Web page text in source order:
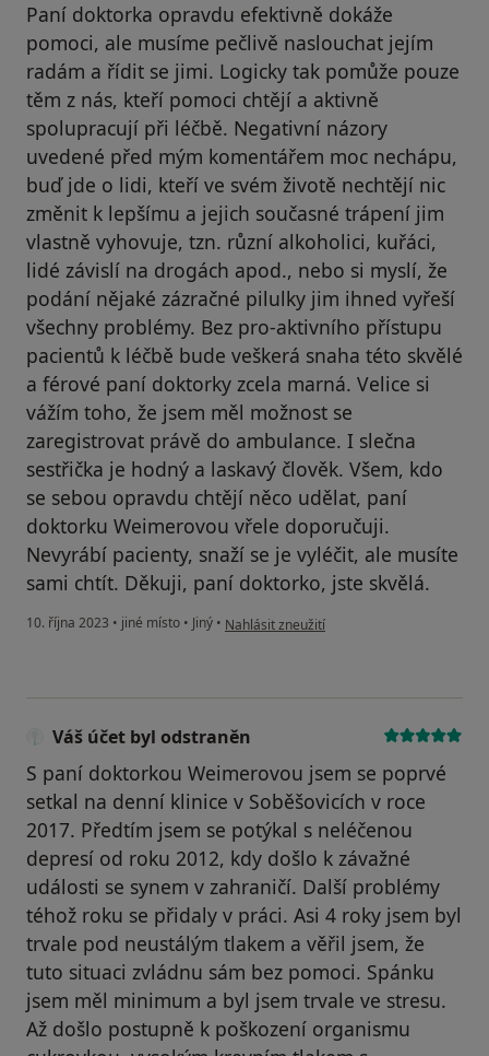
Paní doktorka opravdu efektivně dokáže
pomoci, ale musíme pečlivě naslouchat jejím
radám a řídit se jimi. Logicky tak pomůže pouze
těm z nás, kteří pomoci chtějí a aktivně
spolupracují při léčbě. Negativní názory
uvedené před mým komentářem moc nechápu,
buď jde o lidi, kteří ve svém životě nechtějí nic
změnit k lepšímu a jejich současné trápení jim
vlastně vyhovuje, tzn. různí alkoholici, kuřáci,
lidé závislí na drogách apod., nebo si myslí, že
podání nějaké zázračné pilulky jim ihned vyřeší
všechny problémy. Bez pro-aktivního přístupu
pacientů k léčbě bude veškerá snaha této skvělé
a férové paní doktorky zcela marná. Velice si
vážím toho, že jsem měl možnost se
zaregistrovat právě do ambulance. I slečna
sestřička je hodný a laskavý člověk. Všem, kdo
se sebou opravdu chtějí něco udělat, paní
doktorku Weimerovou vřele doporučuji.
Nevyrábí pacienty, snaží se je vyléčit, ale musíte
sami chtít. Děkuji, paní doktorko, jste skvělá.
10. října 2023 • jiné místo • Jiný • podle názoru uživatele Jan
Nahlásit zneužití
Váš účet byl odstraněn
S paní doktorkou Weimerovou jsem se poprvé
setkal na denní klinice v Soběšovicích v roce
2017. Předtím jsem se potýkal s neléčenou
depresí od roku 2012, kdy došlo k závažné
události se synem v zahraničí. Další problémy
téhož roku se přidaly v práci. Asi 4 roky jsem byl
trvale pod neustálým tlakem a věřil jsem, že
tuto situaci zvládnu sám bez pomoci. Spánku
jsem měl minimum a byl jsem trvale ve stresu.
Až došlo postupně k poškození organismu